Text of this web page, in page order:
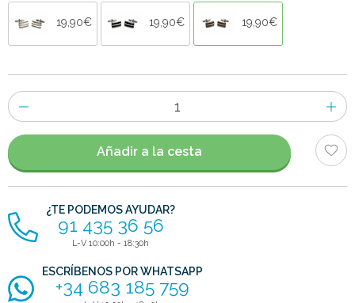
19,90€ 19,90€ 19,90€
Número
de
artículos
Añadir a la cesta
¿TE PODEMOS AYUDAR?
91 435 36 56
L-V 10:00h - 18:30h
ESCRÍBENOS POR WHATSAPP
+34 683 185 759